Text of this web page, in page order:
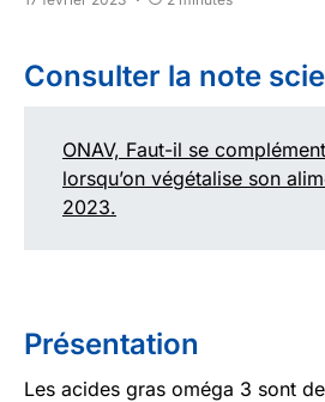
Consulter la note
ONAV, Faut-il se
lorsqu’on végétalise son
2023.
Présentation
Les acides gras oméga 3 sont